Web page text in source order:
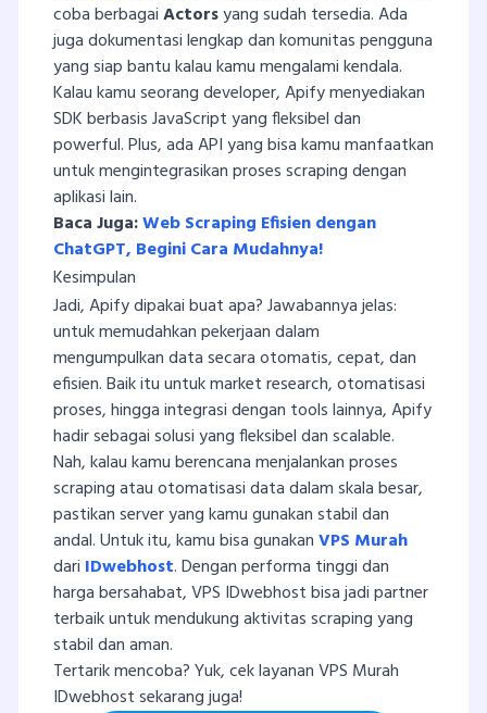
coba berbagaiActorsyang sudah tersedia. Ada
juga dokumentasi lengkap dan komunitas pengguna
yang siap bantu kalau kamu mengalami kendala.
Kalau kamu seorang developer, Apify menyediakan
SDK berbasis JavaScript yang fleksibel dan
powerful. Plus, ada API yang bisa kamu manfaatkan
untuk mengintegrasikan proses scraping dengan
aplikasi lain.
Baca Juga:Web Scraping Efisien dengan
ChatGPT, Begini Cara Mudahnya!
Kesimpulan
Jadi, Apify dipakai buat apa? Jawabannya jelas:
untuk memudahkan pekerjaan dalam
mengumpulkan data secara otomatis, cepat, dan
efisien. Baik itu untuk market research, otomatisasi
proses, hingga integrasi dengan tools lainnya, Apify
hadir sebagai solusi yang fleksibel dan scalable.
Nah, kalau kamu berencana menjalankan proses
scraping atau otomatisasi data dalam skala besar,
pastikan server yang kamu gunakan stabil dan
andal. Untuk itu, kamu bisa gunakanVPS Murah
dari IDwebhost. Dengan performa tinggi dan
harga bersahabat, VPS IDwebhost bisa jadi partner
terbaik untuk mendukung aktivitas scraping yang
stabil dan aman.
Tertarik mencoba? Yuk, cek layanan VPS Murah
IDwebhost sekarang juga!